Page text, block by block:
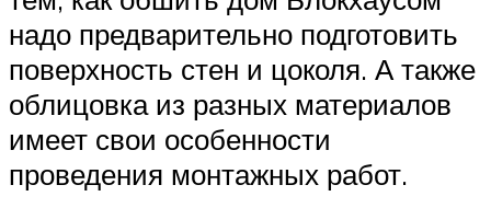
надо предварительно подготовить
поверхность стен и цоколя. А также
облицовка из разных материалов
имеет свои особенности
проведения монтажных работ.